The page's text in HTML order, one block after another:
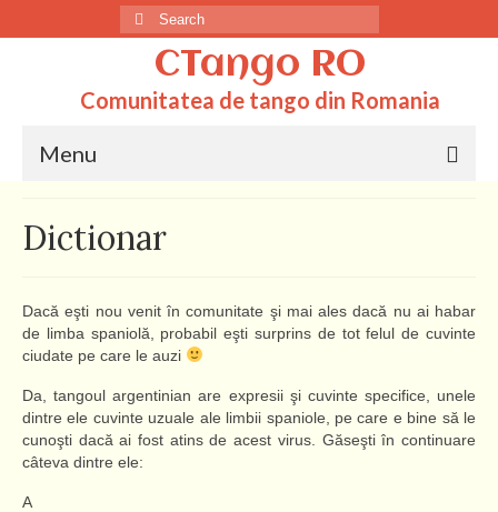
Search
for:
CTango RO
Comunitatea de tango din Romania
Menu
Dictionar
Scoli
Q&A
Dictionar
Dacă eşti nou venit în comunitate şi mai ales dacă nu ai habar
de limba spaniolă, probabil eşti surprins de tot felul de cuvinte
ciudate pe care le auzi
Da, tangoul argentinian are expresii şi cuvinte specifice, unele
dintre ele cuvinte uzuale ale limbii spaniole, pe care e bine să le
cunoşti dacă ai fost atins de acest virus. Găseşti în continuare
câteva dintre ele:
A